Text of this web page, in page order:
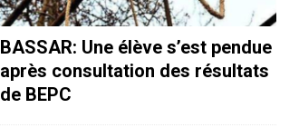
BASSAR: Une élève s’est pendue
après consultation des résultats
de BEPC